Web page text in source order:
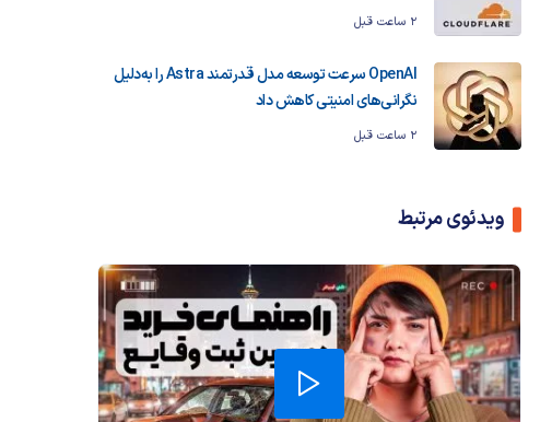
2 ساعت قبل
OpenAI سرعت توسعه مدل قدرتمند Astra را به‌دلیل
نگرانی‌های امنیتی کاهش داد
2 ساعت قبل
ویدئوی مرتبط